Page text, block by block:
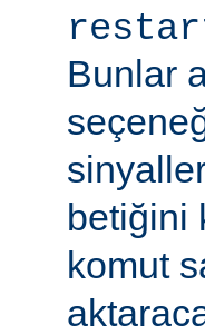
Bunlar
betiğini
komut